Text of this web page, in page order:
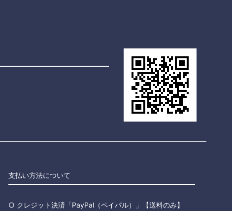
支払い方法について
○ クレジット決済「PayPal（ペイパル）」【送料のみ】